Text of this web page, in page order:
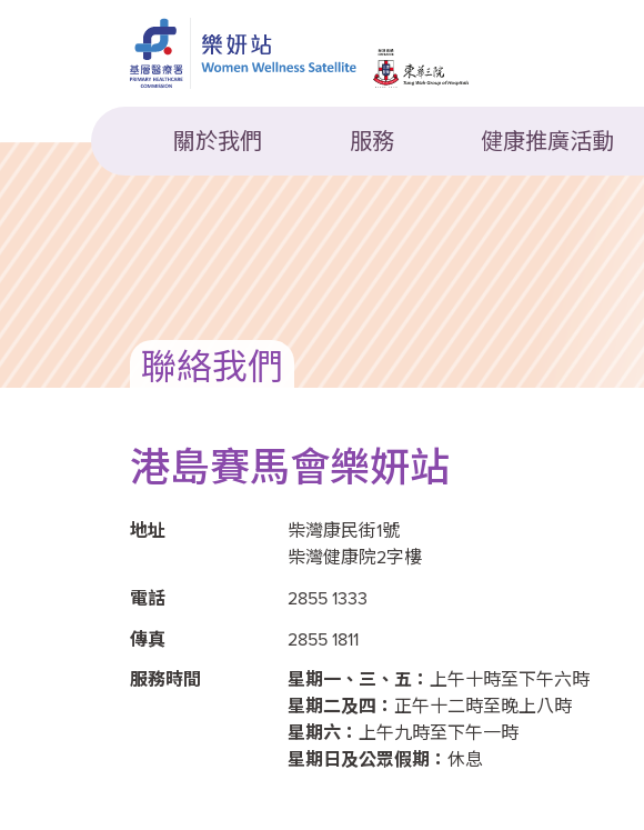
關於我們 服務 健康推廣活動
聯絡我們
港島賽馬會樂妍站
地址
柴灣康民街1號
柴灣健康院2字樓
電話
2855 1333
傳真
2855 1811
服務時間
星期一、三、五： 上午十時至下午六時
星期二及四： 正午十二時至晚上八時
星期六： 上午九時至下午一時
星期日及公眾假期： 休息